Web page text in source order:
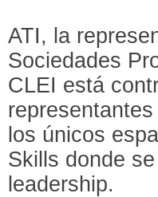
ATI, la
Sociedades
CLEI está
los únicos
Skills donde
leadership.